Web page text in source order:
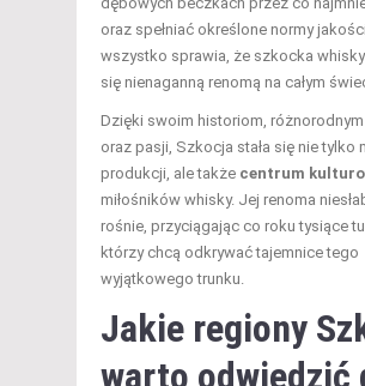
oraz spełniać określone normy
wszystko sprawia, że szkocka
się nienaganną renomą na całym
Dzięki swoim historiom,
oraz pasji, Szkocja stała się nie tylko
produkcji, ale także centrum
miłośników whisky. Jej renoma
rośnie, przyciągając co roku tysiące
którzy chcą odkrywać tajemnice tego
wyjątkowego trunku.
Jakie regiony
warto odwiedzić